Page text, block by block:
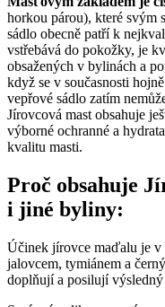
horkou párou), které svým
sádlo obecně patří k
vstřebává do pokožky, je
obsažených v bylinách a
když se v současnosti
vepřové sádlo zatím
Jírovcová mast obsahuje
výborné ochranné a
kvalitu masti.
Proč obsahuje
i jiné byliny:
Účinek jírovce maďalu je v
jalovcem, tymiánem a
doplňují a posilují